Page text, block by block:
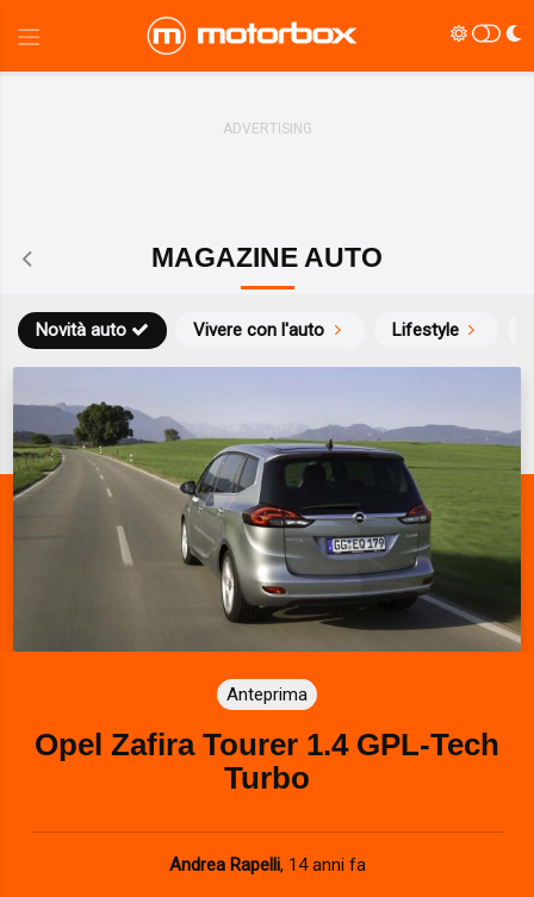
MAGAZINE AUTO
Novità auto Vivere con l'auto Lifestyle
Anteprima
Opel Zafira Tourer 1.4 GPL-Tech
Turbo
Andrea Rapelli, 14 anni fa